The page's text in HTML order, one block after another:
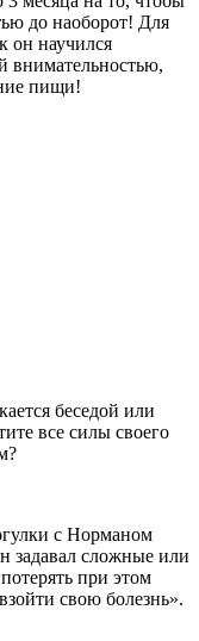
до наоборот! Для
он научился
внимательностью,
пищи!
беседой или
все силы своего
с Норманом
задавал сложные или
при этом
свою болезнь».